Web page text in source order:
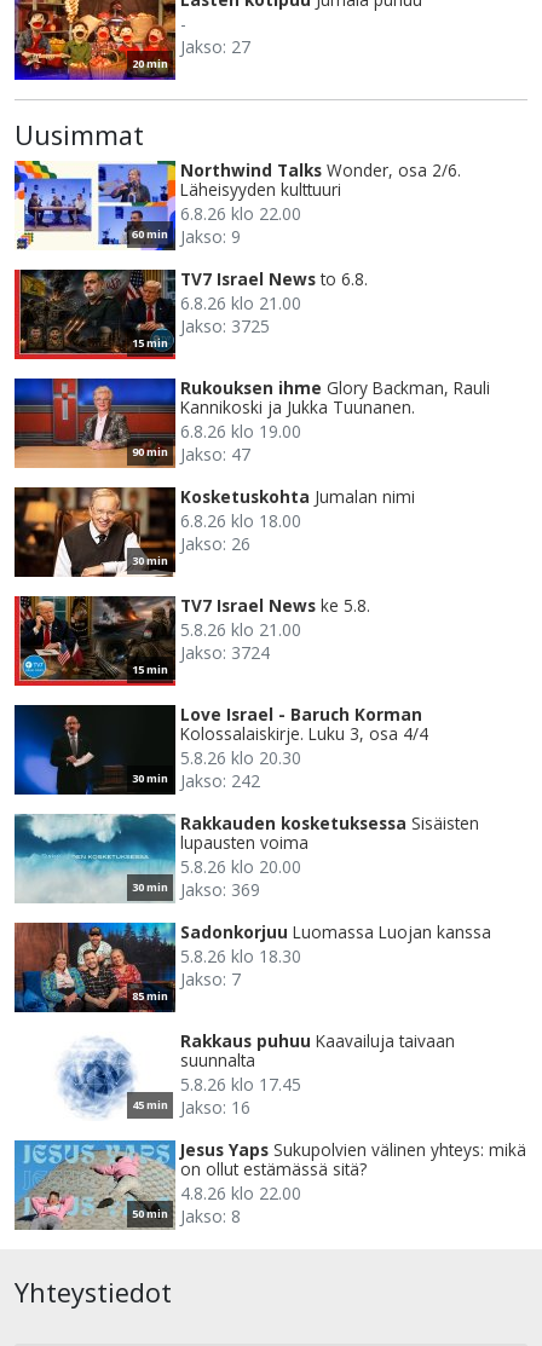
20 min
-
Jakso: 27
Uusimmat
60 min
Northwind Talks Wonder, osa 2/6.
Läheisyyden kulttuuri
6.8.26 klo 22.00
Jakso: 9
15 min
TV7 Israel News to 6.8.
6.8.26 klo 21.00
Jakso: 3725
90 min
Rukouksen ihme Glory Backman, Rauli
Kannikoski ja Jukka Tuunanen.
6.8.26 klo 19.00
Jakso: 47
30 min
Kosketuskohta Jumalan nimi
6.8.26 klo 18.00
Jakso: 26
15 min
TV7 Israel News ke 5.8.
5.8.26 klo 21.00
Jakso: 3724
30 min
Love Israel - Baruch Korman
Kolossalaiskirje. Luku 3, osa 4/4
5.8.26 klo 20.30
Jakso: 242
30 min
Rakkauden kosketuksessa Sisäisten
lupausten voima
5.8.26 klo 20.00
Jakso: 369
85 min
Sadonkorjuu Luomassa Luojan kanssa
5.8.26 klo 18.30
Jakso: 7
45 min
Rakkaus puhuu Kaavailuja taivaan
suunnalta
5.8.26 klo 17.45
Jakso: 16
50 min
Jesus Yaps Sukupolvien välinen yhteys: mikä
on ollut estämässä sitä?
4.8.26 klo 22.00
Jakso: 8
Yhteystiedot